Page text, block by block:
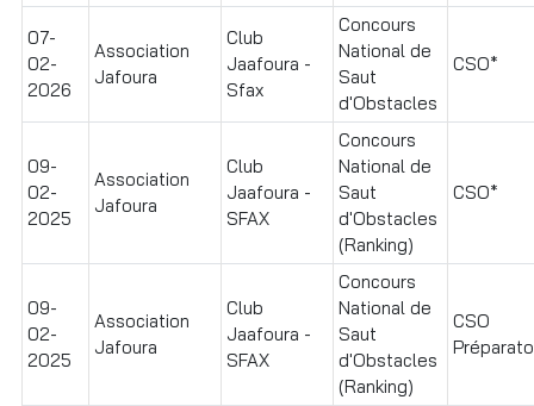
07-
02-
2026
Association
Jafoura
Club
Jaafoura -
Sfax
Concours
National de
Saut
d'Obstacles
CSO*
09-
02-
2025
Association
Jafoura
Club
Jaafoura -
SFAX
Concours
National de
Saut
d'Obstacles
(Ranking)
CSO*
09-
02-
2025
Association
Jafoura
Club
Jaafoura -
SFAX
Concours
National de
Saut
d'Obstacles
(Ranking)
CSO